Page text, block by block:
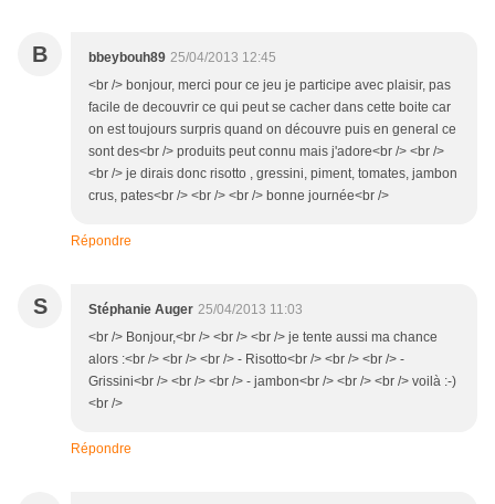
B bbeybouh89 25/04/2013 12:45
<br /> bonjour, merci pour ce jeu je participe avec plaisir, pas
facile de decouvrir ce qui peut se cacher dans cette boite car
on est toujours surpris quand on découvre puis en general ce
sont des<br /> produits peut connu mais j'adore<br /> <br />
<br /> je dirais donc risotto , gressini, piment, tomates, jambon
crus, pates<br /> <br /> <br /> bonne journée<br />
Répondre
S Stéphanie Auger 25/04/2013 11:03
<br /> Bonjour,<br /> <br /> <br /> je tente aussi ma chance
alors :<br /> <br /> <br /> - Risotto<br /> <br /> <br /> -
Grissini<br /> <br /> <br /> - jambon<br /> <br /> <br /> voilà :-)
<br />
Répondre